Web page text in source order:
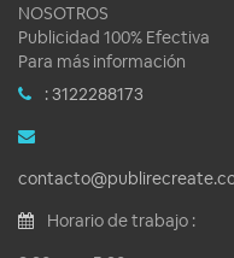
NOSOTROS
Publicidad 100% Efectiva
Para más información
: 3122288173
Horario de trabajo :